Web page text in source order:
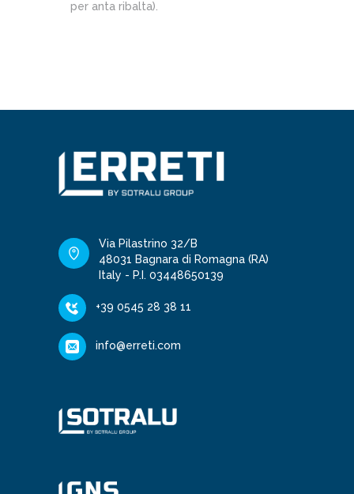
per anta ribalta).
Via Pilastrino 32/B
48031 Bagnara di Romagna (RA)
Italy - P.I. 03448650139
+39 0545 28 38 11
info@erreti.com